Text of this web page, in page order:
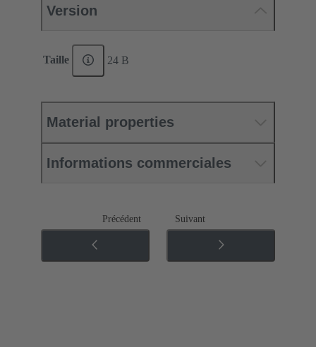
Version
Taille 24 B
Material properties
Informations commerciales
Précédent Suivant